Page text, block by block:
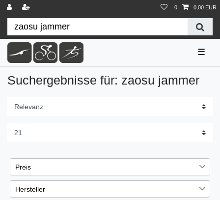
0 0,00 EUR
☰
Suchergebnisse für: zaosu jammer
Preis
EUR
Hersteller